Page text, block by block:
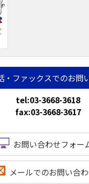
・ファックスでのお問
tel:03-3668-3618
fax:03-3668-3617
お問い合わせフォー
メールでのお問い合